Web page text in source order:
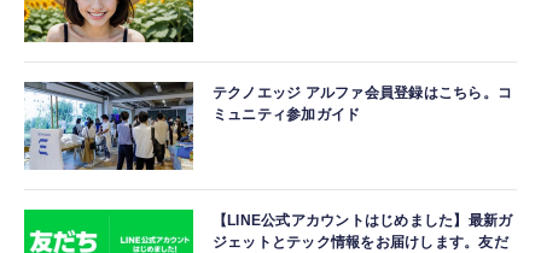
テクノエッジ アルファ会員登録はこちら。コ
ミュニティ参加ガイド
【LINE公式アカウントはじめました】最新ガ
ジェットとテック情報をお届けします。友だ